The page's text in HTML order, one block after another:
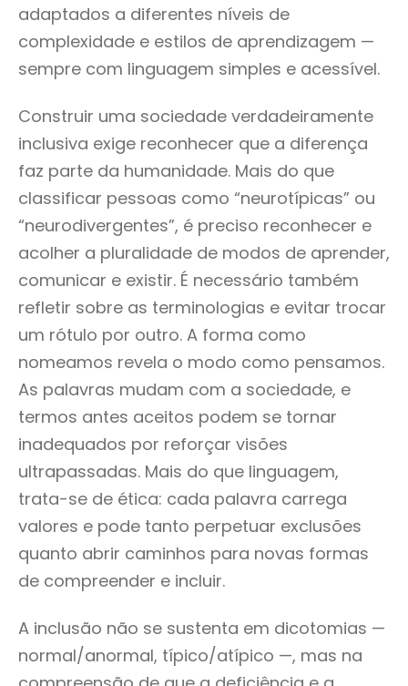
adaptados a diferentes níveis de
complexidade e estilos de aprendizagem —
sempre com linguagem simples e acessível.
Construir uma sociedade verdadeiramente
inclusiva exige reconhecer que a diferença
faz parte da humanidade. Mais do que
classificar pessoas como “neurotípicas” ou
“neurodivergentes”, é preciso reconhecer e
acolher a pluralidade de modos de aprender,
comunicar e existir. É necessário também
refletir sobre as terminologias e evitar trocar
um rótulo por outro. A forma como
nomeamos revela o modo como pensamos.
As palavras mudam com a sociedade, e
termos antes aceitos podem se tornar
inadequados por reforçar visões
ultrapassadas. Mais do que linguagem,
trata-se de ética: cada palavra carrega
valores e pode tanto perpetuar exclusões
quanto abrir caminhos para novas formas
de compreender e incluir.
A inclusão não se sustenta em dicotomias —
normal/anormal, típico/atípico —, mas na